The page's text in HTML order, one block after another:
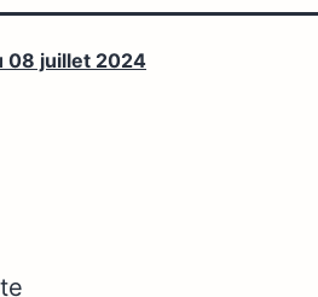
08 juillet 2024